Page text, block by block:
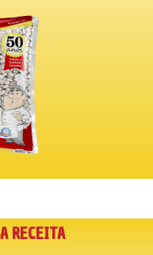
RECEITA